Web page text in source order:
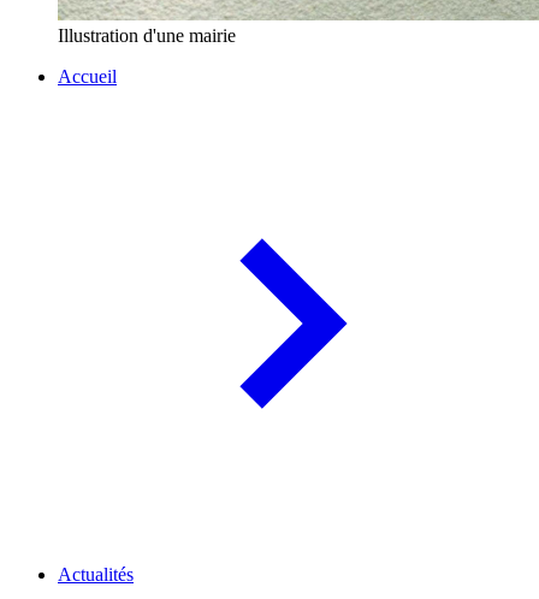
Illustration d'une mairie
Accueil
Actualités